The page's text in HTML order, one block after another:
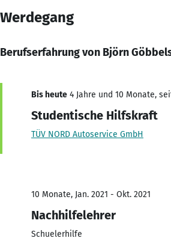
Werdegang
Berufserfahrung von Björn
Bis heute 4 Jahre und 10 Monate,
Studentische Hilfskraft
TÜV NORD Autoservice GmbH
10 Monate, Jan. 2021 - Okt. 2021
Nachhilfelehrer
Schuelerhilfe